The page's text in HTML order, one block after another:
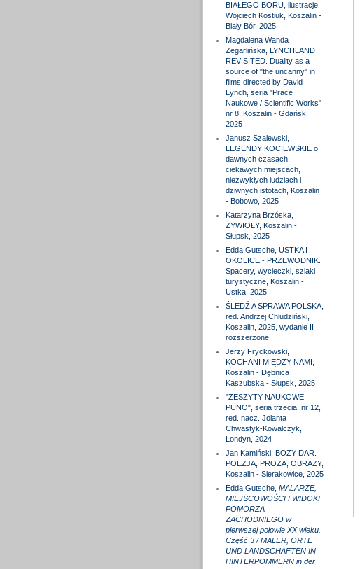
BIAŁEGO BORU, ilustracje
Wojciech Kostiuk, Koszalin -
Biały Bór, 2025
Magdalena Wanda
Zegarlińska, LYNCHLAND
REVISITED. Duality as a
source of "the uncanny" in
films directed by David
Lynch, seria "Prace
Naukowe / Scientific Works"
nr 8, Koszalin - Gdańsk,
2025
Janusz Szalewski,
LEGENDY KOCIEWSKIE o
dawnych czasach,
ciekawych miejscach,
niezwykłych ludziach i
dziwnych istotach, Koszalin
- Bobowo, 2025
Katarzyna Brzóska,
ŻYWIOŁY, Koszalin -
Słupsk, 2025
Edda Gutsche, USTKA I
OKOLICE - PRZEWODNIK.
Spacery, wycieczki, szlaki
turystyczne, Koszalin -
Ustka, 2025
ŚLEDŹ A SPRAWA POLSKA,
red. Andrzej Chludziński,
Koszalin, 2025, wydanie II
rozszerzone
Jerzy Fryckowski,
KOCHANI MIĘDZY NAMI,
Koszalin - Dębnica
Kaszubska - Słupsk, 2025
"ZESZYTY NAUKOWE
PUNO", seria trzecia, nr 12,
red. nacz. Jolanta
Chwastyk-Kowalczyk,
Londyn, 2024
Jan Kamiński, BOŻY DAR.
POEZJA, PROZA, OBRAZY,
Koszalin - Sierakowice, 2025
Edda Gutsche, MALARZE,
MIEJSCOWOŚCI I WIDOKI
POMORZA
ZACHODNIEGO w
pierwszej połowie XX wieku.
Część 3 / MALER, ORTE
UND LANDSCHAFTEN IN
HINTERPOMMERN in der